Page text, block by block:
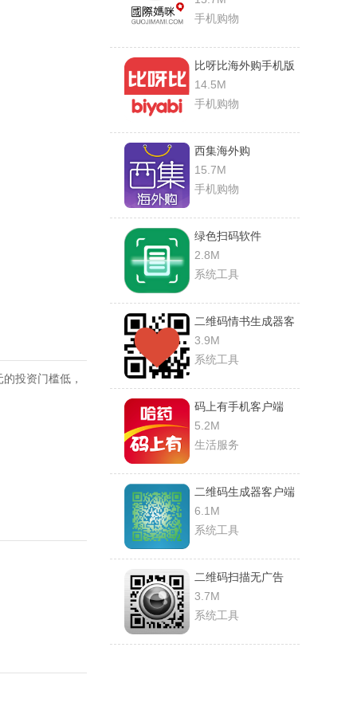
投资门槛低，
手机购物
比呀比海外购手机版
14.5M
手机购物
西集海外购
15.7M
手机购物
绿色扫码软件
2.8M
系统工具
二维码情书生成器客
户端(love letter
qrcode)
3.9M
系统工具
码上有手机客户端
5.2M
生活服务
二维码生成器客户端
6.1M
系统工具
二维码扫描无广告
3.7M
系统工具